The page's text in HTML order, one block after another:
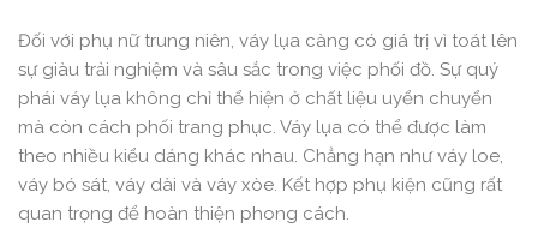
Đối với phụ nữ trung niên, váy lụa càng có giá trị vì toát lên
sự giàu trải nghiệm và sâu sắc trong việc phối đồ. Sự quý
phái váy lụa không chỉ thể hiện ở chất liệu uyển chuyển
mà còn cách phối trang phục. Váy lụa có thể được làm
theo nhiều kiểu dáng khác nhau. Chẳng hạn như váy loe,
váy bó sát, váy dài và váy xòe. Kết hợp phụ kiện cũng rất
quan trọng để hoàn thiện phong cách.